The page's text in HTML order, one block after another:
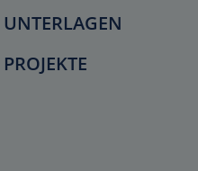
UNTERLAGEN
PROJEKTE